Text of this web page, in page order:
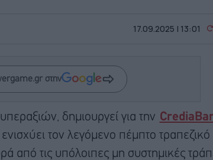
17.09.2025 | 13:01
στην
δημιουργεί για την
τον λεγόμενο πέμπτο
από τις υπόλοιπες μη συστημικές